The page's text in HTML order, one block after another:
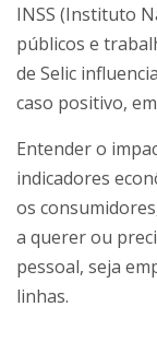
INSS (Instituto
públicos e
de Selic
caso positivo,
Entender o
indicadores
os
a querer ou
pessoal, seja
linhas.